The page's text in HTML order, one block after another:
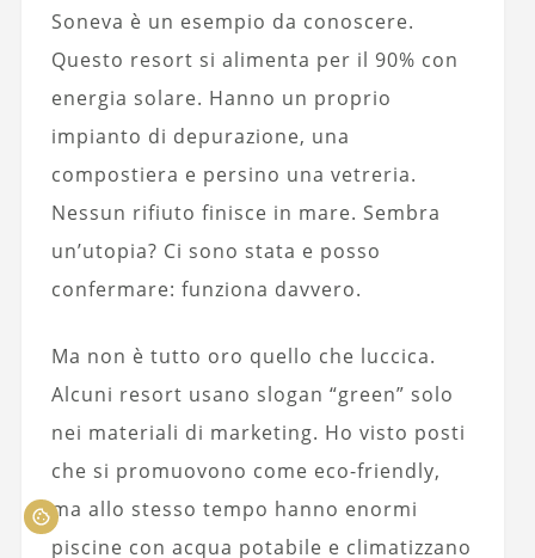
Soneva è un esempio da conoscere.
Questo resort si alimenta per il 90% con
energia solare. Hanno un proprio
impianto di depurazione, una
compostiera e persino una vetreria.
Nessun rifiuto finisce in mare. Sembra
un’utopia? Ci sono stata e posso
confermare: funziona davvero.
Ma non è tutto oro quello che luccica.
Alcuni resort usano slogan “green” solo
nei materiali di marketing. Ho visto posti
che si promuovono come eco-friendly,
ma allo stesso tempo hanno enormi
piscine con acqua potabile e climatizzano